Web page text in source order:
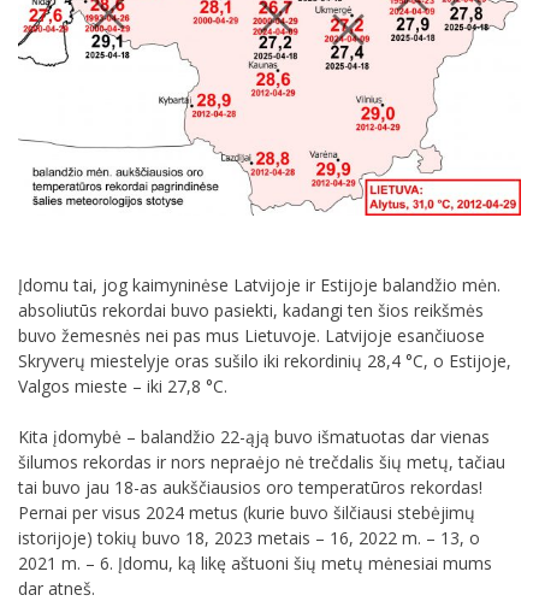
Įdomu tai, jog kaimyninėse Latvijoje ir Estijoje balandžio mėn.
absoliutūs rekordai buvo pasiekti, kadangi ten šios reikšmės
buvo žemesnės nei pas mus Lietuvoje. Latvijoje esančiuose
Skryverų miestelyje oras sušilo iki rekordinių 28,4 °C, o Estijoje,
Valgos mieste – iki 27,8 °C.
Kita įdomybė – balandžio 22-ąją buvo išmatuotas dar vienas
šilumos rekordas ir nors nepraėjo nė trečdalis šių metų, tačiau
tai buvo jau 18-as aukščiausios oro temperatūros rekordas!
Pernai per visus 2024 metus (kurie buvo šilčiausi stebėjimų
istorijoje) tokių buvo 18, 2023 metais – 16, 2022 m. – 13, o
2021 m. – 6. Įdomu, ką likę aštuoni šių metų mėnesiai mums
dar atneš.